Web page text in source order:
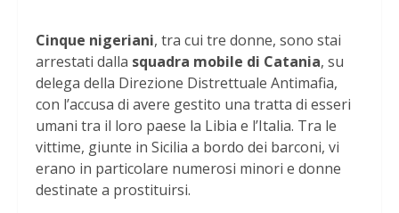
Cinque nigeriani, tra cui tre donne, sono stai
arrestati dalla squadra mobile di Catania, su
delega della Direzione Distrettuale Antimafia,
con l’accusa di avere gestito una tratta di esseri
umani tra il loro paese la Libia e l’Italia. Tra le
vittime, giunte in Sicilia a bordo dei barconi, vi
erano in particolare numerosi minori e donne
destinate a prostituirsi.